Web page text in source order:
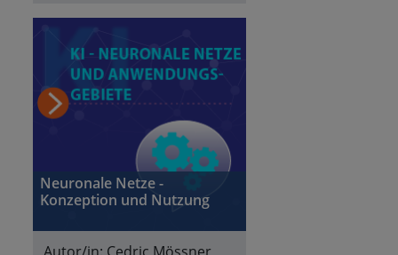
Neuronale Netze -
Konzeption und Nutzung